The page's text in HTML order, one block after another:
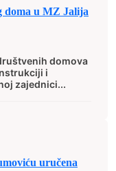
doma u MZ Jalija
domova
i
zajednici...
uručena